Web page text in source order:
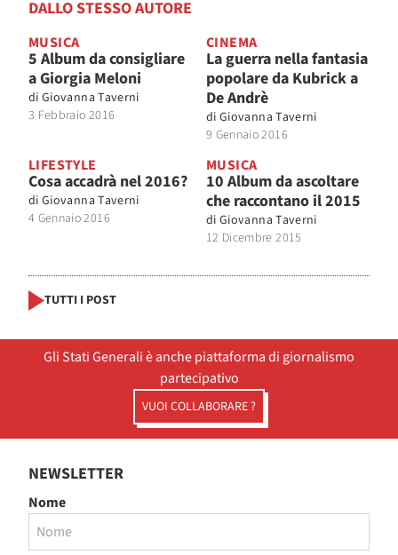
DALLO STESSO AUTORE
MUSICA
5 Album da consigliare
a Giorgia Meloni
di Giovanna Taverni
3 Febbraio 2016
CINEMA
La guerra nella fantasia
popolare da Kubrick a
De Andrè
di Giovanna Taverni
9 Gennaio 2016
LIFESTYLE
Cosa accadrà nel 2016?
di Giovanna Taverni
4 Gennaio 2016
MUSICA
10 Album da ascoltare
che raccontano il 2015
di Giovanna Taverni
12 Dicembre 2015
TUTTI I POST
Gli Stati Generali è anche piattaforma di giornalismo
partecipativo
VUOI COLLABORARE ?
NEWSLETTER
Nome